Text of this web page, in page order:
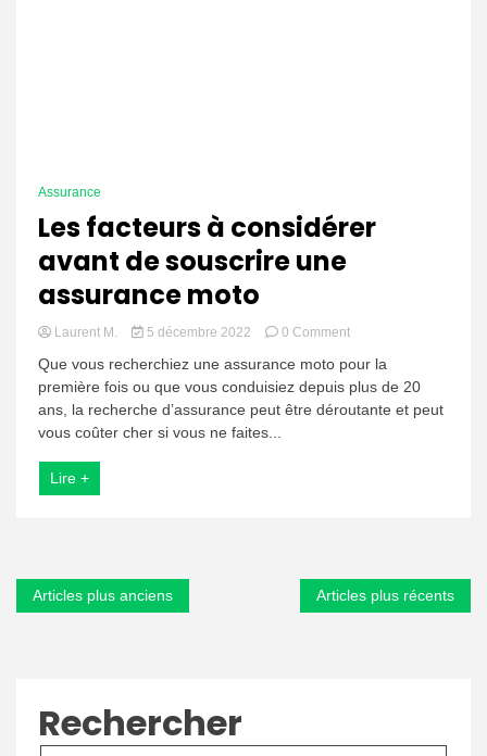
Assurance
Les facteurs à considérer
avant de souscrire une
assurance moto
Laurent M. 5 décembre 2022 0 Commenton
facteurs
à
considérer
Que vous recherchiez une assurance moto pour la
première fois ou que vous conduisiez depuis plus de 20
ans, la recherche d’assurance peut être déroutante et peut
vous coûter cher si vous ne faites...
Lire +
Navigation
Articles plus anciens Articles plus récents
Rechercher